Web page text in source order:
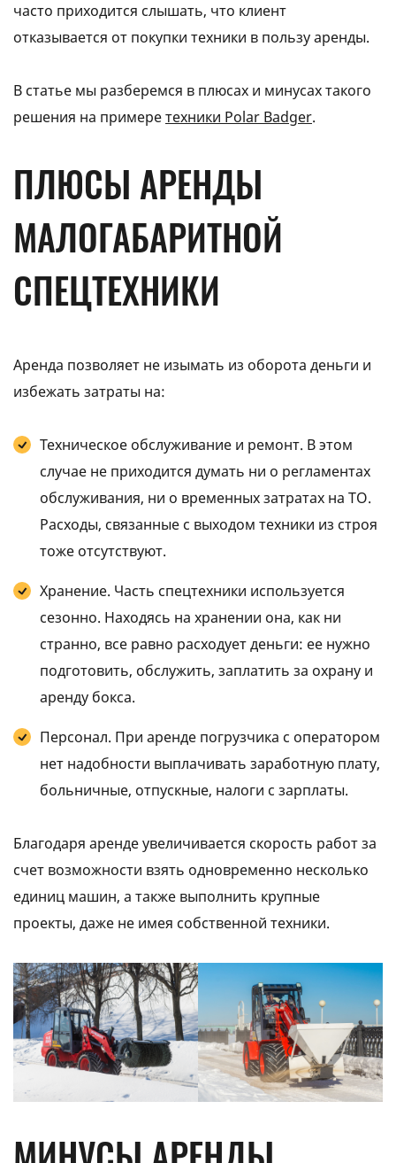
часто приходится слышать, что клиент
отказывается от покупки техники в пользу аренды.
В статье мы разберемся в плюсах и минусах такого
решения на примеретехники Polar Badger.
ПЛЮСЫ АРЕНДЫ
МАЛОГАБАРИТНОЙ
СПЕЦТЕХНИКИ
Аренда позволяет не изымать из оборота деньги и
избежать затраты на:
Техническое обслуживание и ремонт. В этом
случае не приходится думать ни о регламентах
обслуживания, ни о временных затратах на ТО.
Расходы, связанные с выходом техники из строя
тоже отсутствуют.
Хранение. Часть спецтехники используется
сезонно. Находясь на хранении она, как ни
странно, все равно расходует деньги: ее нужно
подготовить, обслужить, заплатить за охрану и
аренду бокса.
Персонал. При аренде погрузчика с оператором
нет надобности выплачивать заработную плату,
больничные, отпускные, налоги с зарплаты.
Благодаря аренде увеличивается скорость работ за
счет возможности взять одновременно несколько
единиц машин, а также выполнить крупные
проекты, даже не имея собственной техники.